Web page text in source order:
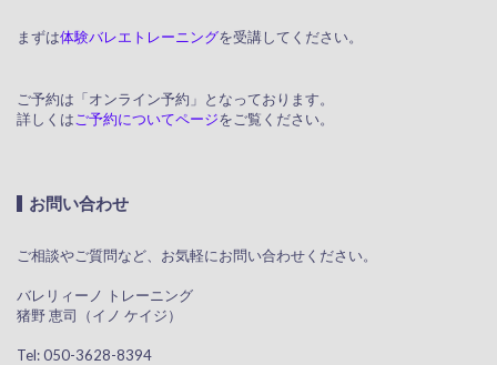
まずは体験バレエトレーニングを受講してください。
ご予約は「オンライン予約」となっております。
詳しくは ご予約についてページをご覧ください。
お問い合わせ
ご相談やご質問など、お気軽にお問い合わせください。
​ バレリィーノ トレーニング
猪野 恵司（イノ ケイジ）
​ Tel: 050-3628-8394